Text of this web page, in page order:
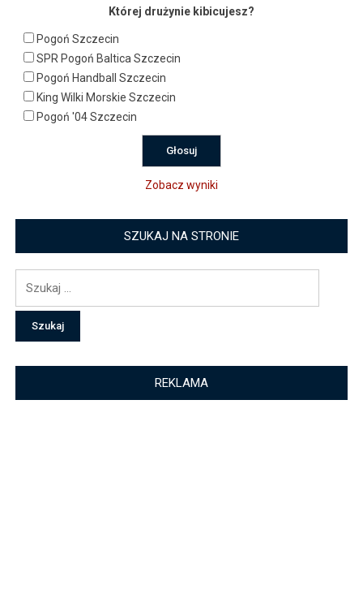
Której drużynie kibicujesz?
Pogoń Szczecin
SPR Pogoń Baltica Szczecin
Pogoń Handball Szczecin
King Wilki Morskie Szczecin
Pogoń '04 Szczecin
Zobacz wyniki
SZUKAJ NA STRONIE
REKLAMA